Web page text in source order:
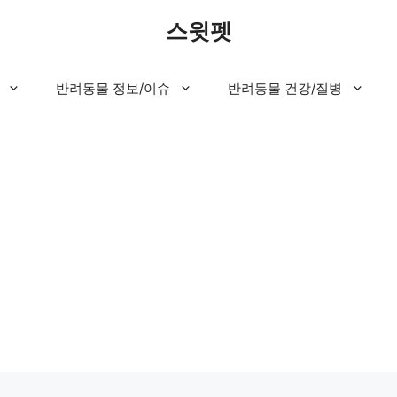
스윗펫
반려동물 정보/이슈 반려동물 건강/질병